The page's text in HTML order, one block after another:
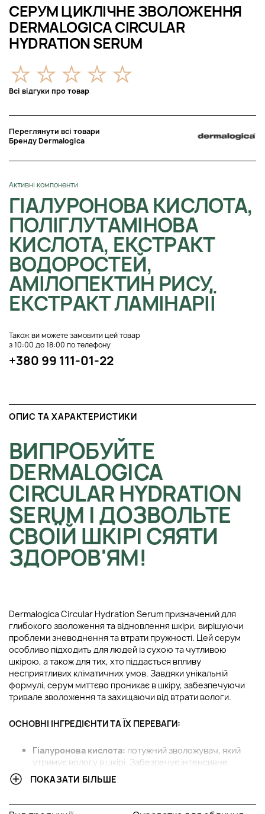
СЕРУМ ЦИКЛІЧНЕ ЗВОЛОЖЕННЯ
DERMALOGICA CIRCULAR
HYDRATION SERUM
Всі відгуки про товар
Переглянути всі товари
Бренду Dermalogica
Активні компоненти
ГІАЛУРОНОВА КИСЛОТА,
ПОЛІГЛУТАМІНОВА
КИСЛОТА, ЕКСТРАКТ
ВОДОРОСТЕЙ,
АМІЛОПЕКТИН РИСУ,
ЕКСТРАКТ ЛАМІНАРІЇ
Також ви можете замовити цей товар
з 10:00 до 18:00 по телефону
+380 99 111-01-22
ОПИС ТА ХАРАКТЕРИСТИКИ
ВИПРОБУЙТЕ
DERMALOGICA
CIRCULAR HYDRATION
SERUM І ДОЗВОЛЬТЕ
СВОЇЙ ШКІРІ СЯЯТИ
ЗДОРОВ'ЯМ!
Dermalogica Circular Hydration Serum призначений для
глибокого зволоження та відновлення шкіри, вирішуючи
проблеми зневоднення та втрати пружності. Цей серум
особливо підходить для людей із сухою та чутливою
шкірою, а також для тих, хто піддається впливу
несприятливих кліматичних умов. Завдяки унікальній
формулі, серум миттєво проникає в шкіру, забезпечуючи
тривале зволоження та захищаючи від втрати вологи.
ОСНОВНІ ІНГРЕДІЄНТИ ТА ЇХ ПЕРЕВАГИ:
Гіалуронова кислота: потужний зволожувач, який
утримує вологу в шкірі. Забезпечує інтенсивне
зволоження, підвищує пружність та зменшує
видимість тонких ліній.
більше молекул води, ніж гіалуронова кислота,
ПОКАЗАТИ БІЛЬШЕ